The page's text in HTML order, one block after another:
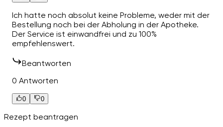
Ich hatte noch absolut keine Probleme, weder mit der
Bestellung noch bei der Abholung in der Apotheke.
Der Service ist einwandfrei und zu 100%
empfehlenswert.
Beantworten
0 Antworten
0 0
Rezept beantragen